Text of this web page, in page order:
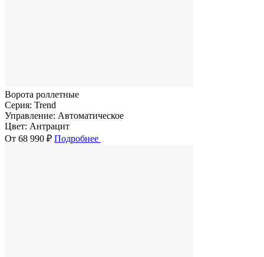
Ворота роллетные
Серия: Trend
Управление: Автоматическое
Цвет: Антрацит
От 68 990 ₽ Подробнее